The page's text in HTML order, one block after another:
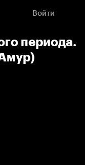
Войти
периода.